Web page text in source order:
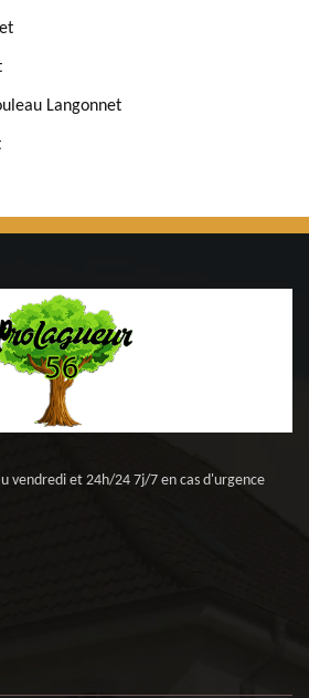
Langonnet
vendredi et 24h/24 7j/7 en cas d'urgence